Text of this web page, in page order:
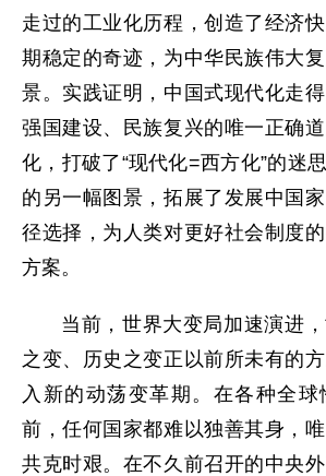
走过的工业化历程，创造了经济
期稳定的奇迹，为中华民族伟大
景。实践证明，中国式现代化走
强国建设、民族复兴的唯一正确
化，打破了“现代化=西方化”的迷
的另一幅图景，拓展了发展中国
径选择，为人类对更好社会制度
方案。
当前，世界大变局加速演进
之变、历史之变正以前所未有的
入新的动荡变革期。在各种全
前，任何国家都难以独善其身，
共克时艰。在不久前召开的中央